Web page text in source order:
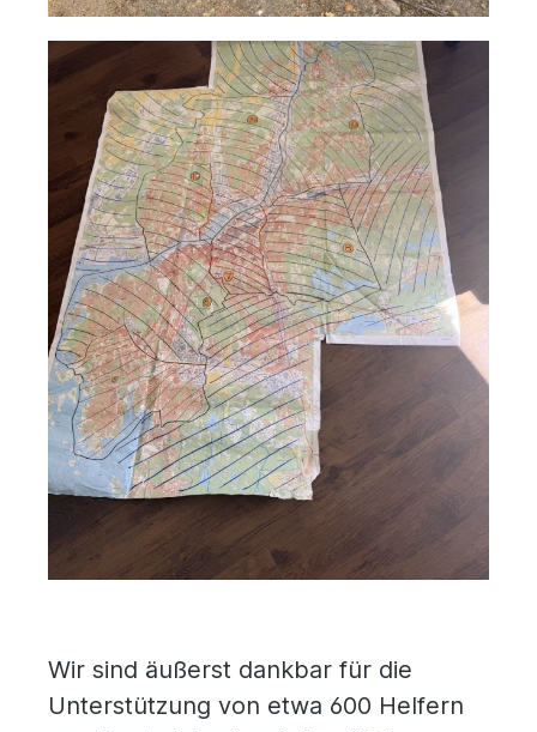
Wir sind äußerst dankbar für die
Unterstützung von etwa 600 Helfern